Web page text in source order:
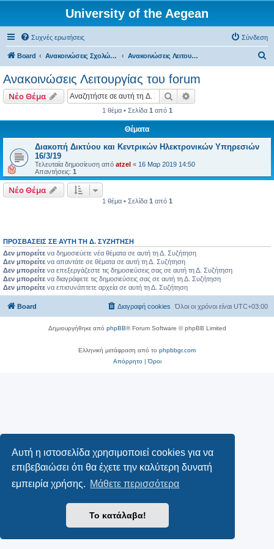
Αυτή η ιστοσελίδα χρησιμοποιεί cookies για να
επιβεβαιώσει ότι θα έχετε την καλύτερη δυνατή
εμπειρία χρήσης. Μάθετε περισσότερα
Το κατάλαβα!
University of the Aegean
Συχνές ερωτήσεις Σύνδεση
Board Ανακοινώσεις Σχολών, Τμημάτων, Συλλόγων & Υπηρεσιών Ανακοινώσεις Λειτουργίας του forum
Ανακοινώσεις Λειτουργίας του forum
Νέο Θέμα Αναζήτηση
1 θέμα • Σελίδα 1 από 1
Θέματα
Διακοπή Δικτύου και Κεντρικών Ηλεκτρονικών Υπηρεσιών
16/3/19
Τελευταία δημοσίευση από atzel « 16 Μαρ 2019 14:50
Απαντήσεις: 1
Νέο Θέμα
1 θέμα • Σελίδα 1 από 1
ΠΡΟΣΒΆΣΕΙΣ ΣΕ ΑΥΤΉ ΤΗ Δ. ΣΥΖΉΤΗΣΗ
Δεν μπορείτε να δημοσιεύετε νέα θέματα σε αυτή τη Δ. Συζήτηση
Δεν μπορείτε να απαντάτε σε θέματα σε αυτή τη Δ. Συζήτηση
Δεν μπορείτε να επεξεργάζεστε τις δημοσιεύσεις σας σε αυτή τη Δ. Συζήτηση
Δεν μπορείτε να διαγράφετε τις δημοσιεύσεις σας σε αυτή τη Δ. Συζήτηση
Δεν μπορείτε να επισυνάπτετε αρχεία σε αυτή τη Δ. Συζήτηση
Board Όλοι οι χρόνοι είναι UTC+03:00
Διαγραφή cookies
Δημιουργήθηκε από phpBB® Forum Software © phpBB Limited
Ελληνική μετάφραση από το phpbbgr.com
Απόρρητο|Όροι